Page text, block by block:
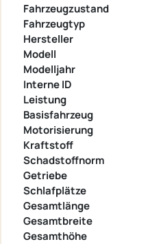
Fahrzeugzustand
Fahrzeugtyp
Hersteller
Modell
Modelljahr
Interne ID
Leistung
Basisfahrzeug
Motorisierung
Kraftstoff
Schadstoffnorm
Getriebe
Schlafplätze
Gesamtlänge
Gesamtbreite
Gesamthöhe